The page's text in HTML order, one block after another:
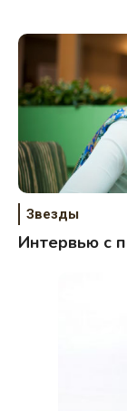
Звезды
Интервью с